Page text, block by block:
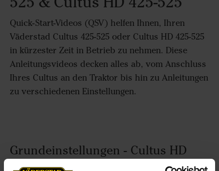
Quick-Start-Videos (QSV) helfen Ihnen, Ihren
Väderstad Cultus 425-525 oder Cultus HD 425-525
in kürzester Zeit in Betrieb zu nehmen. Diese
Anleitungsvideos decken alles ab, vom Anschluss
Ihres Cultus an den Traktor bis hin zu Anleitungen
zu verschiedenen Einstellungen.
Grundeinstellungen - Cultus HD